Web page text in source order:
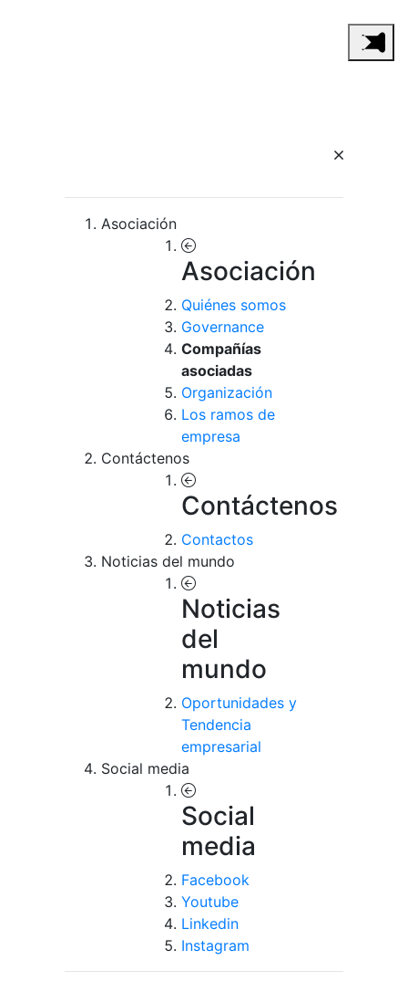
Asociación
Asociación
Quiénes somos
Governance
Compañías
asociadas
Organización
Los ramos de
empresa
Contáctenos
Contáctenos
Contactos
Noticias del mundo
Noticias
del
mundo
Oportunidades y
Tendencia
empresarial
Social media
Social
media
Facebook
Youtube
Linkedin
Instagram